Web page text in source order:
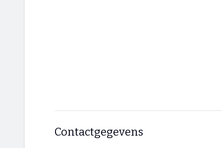
Contactgegevens